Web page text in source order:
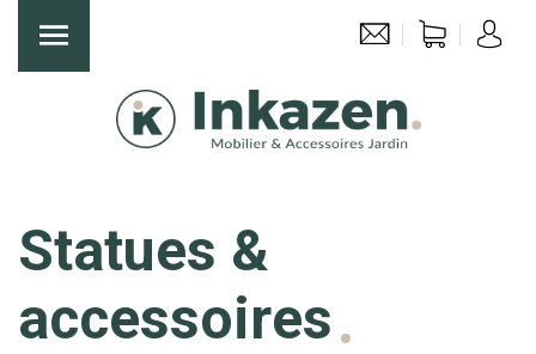
Statues &
accessoires